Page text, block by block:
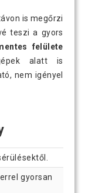
is megőrzi
teszi a gyors
felülete
alatt is
nem igényel
gyorsan